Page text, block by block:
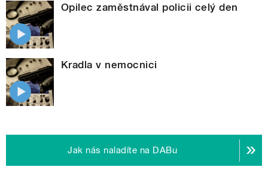
Opilec zaměstnával policii celý den
Kradla v nemocnici
Jak nás naladíte na DABu